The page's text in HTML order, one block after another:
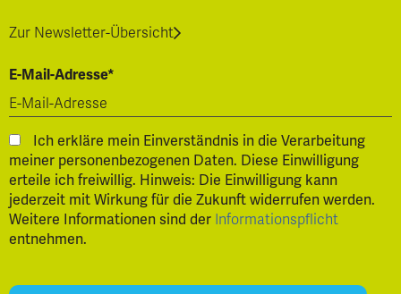
Zur Newsletter-Übersicht
E-Mail-Adresse*
Ich erkläre mein Einverständnis in die Verarbeitung
meiner personenbezogenen Daten. Diese Einwilligung
erteile ich freiwillig. Hinweis: Die Einwilligung kann
jederzeit mit Wirkung für die Zukunft widerrufen werden.
Weitere Informationen sind der Informationspflicht
entnehmen.